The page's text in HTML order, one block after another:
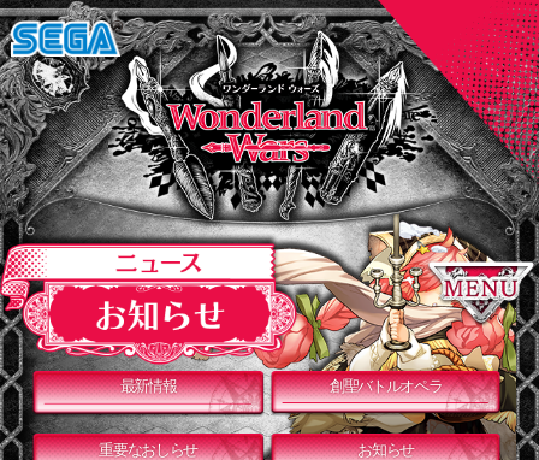
最新情報 創聖バトルオペラ
重要なおしらせ お知らせ